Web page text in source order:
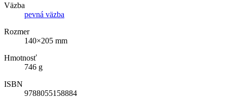
Väzba
pevná väzba
Rozmer
140×205 mm
Hmotnosť
746 g
ISBN
9788055158884